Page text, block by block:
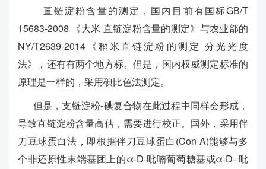
直链淀粉含量的测定，国内目前有国标GB/T
15683-2008 《大米 直链淀粉含量的测定》与农业部的
NY/T2639-2014《稻米直链淀粉的测定 分光光度
法》，还有有两个地方标。但是，国内权威测定标准的
原理是一样的，采用碘比色法测定。
但是，支链淀粉-碘复合物在此过程中同样会形成，
导致直链淀粉含量高估，需要进行校正。国外，采用伴
刀豆球蛋白法，即根据伴刀豆球蛋白(Con A)能够与多
个非还原性末端基团上的α-D-吡喃葡萄糖基或α-D- 吡